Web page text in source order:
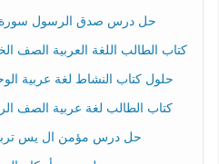
حل درس صدق الرسول سورة يس 1-12
كتاب الطالب اللغة العربية الصف الخامس
حلول كتاب النشاط لغة عربية
كتاب الطالب لغة عربية الصف الرابع
حل درس مؤمن ال يس